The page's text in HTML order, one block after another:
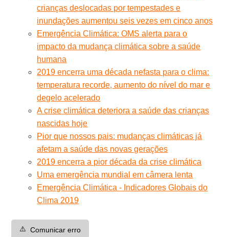
crianças deslocadas por tempestades e
inundações aumentou seis vezes em cinco anos
Emergência Climática: OMS alerta para o
impacto da mudança climática sobre a saúde
humana
2019 encerra uma década nefasta para o clima:
temperatura recorde, aumento do nível do mar e
degelo acelerado
A crise climática deteriora a saúde das crianças
nascidas hoje
Pior que nossos pais: mudanças climáticas já
afetam a saúde das novas gerações
2019 encerra a pior década da crise climática
Uma emergência mundial em câmera lenta
Emergência Climática - Indicadores Globais do
Clima 2019
⚠️ Comunicar erro